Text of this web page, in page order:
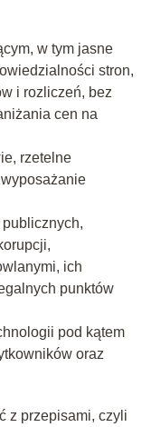
w tym jasne
stron,
i rozliczeń, bez
cen na
rzetelne
ich
punktów
pod kątem
oraz
z przepisami, czyli